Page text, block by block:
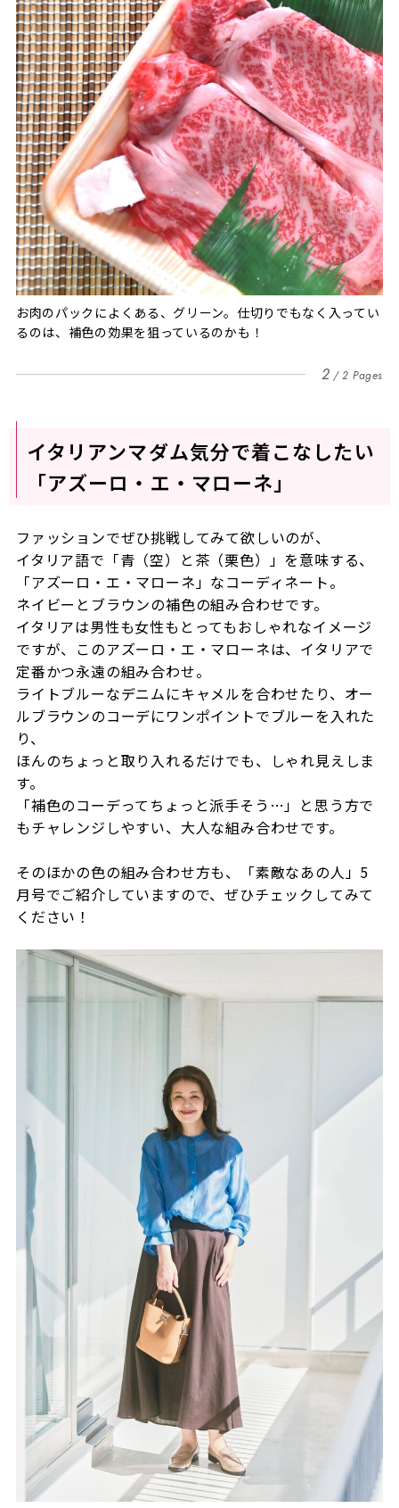
お肉のパックによくある、グリーン。仕切りでもなく入ってい
るのは、補色の効果を狙っているのかも！
2 2 Pages
イタリアンマダム気分で着こなしたい
「アズーロ・エ・マローネ」
ファッションでぜひ挑戦してみて欲しいのが、
イタリア語で「青（空）と茶（栗色）」を意味する、
「アズーロ・エ・マローネ」なコーディネート。
ネイビーとブラウンの補色の組み合わせです。
イタリアは男性も女性もとってもおしゃれなイメージ
ですが、このアズーロ・エ・マローネは、イタリアで
定番かつ永遠の組み合わせ。
ライトブルーなデニムにキャメルを合わせたり、オー
ルブラウンのコーデにワンポイントでブルーを入れた
り、
ほんのちょっと取り入れるだけでも、しゃれ見えしま
す。
「補色のコーデってちょっと派手そう…」と思う方で
もチャレンジしやすい、大人な組み合わせです。
そのほかの色の組み合わせ方も、「素敵なあの人」5
月号でご紹介していますので、ぜひチェックしてみて
ください！